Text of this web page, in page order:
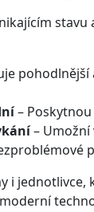
stavu
–
– Umožní
i